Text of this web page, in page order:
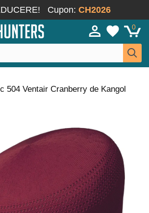
Cupon: CH2026
0
504 Ventair Cranberry de Kangol